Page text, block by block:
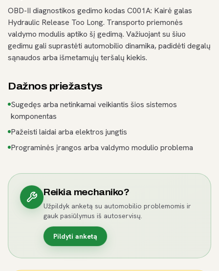
OBD-II diagnostikos gedimo kodas C001A: Kairė galas
Hydraulic Release Too Long. Transporto priemonės
valdymo modulis aptiko šį gedimą. Važiuojant su šiuo
gedimu gali suprastėti automobilio dinamika, padidėti degalų
sąnaudos arba išmetamųjų teršalų kiekis.
Dažnos priežastys
Sugedęs arba netinkamai veikiantis šios sistemos
komponentas
Pažeisti laidai arba elektros jungtis
Programinės įrangos arba valdymo modulio problema
Reikia mechaniko?
Užpildyk anketą su automobilio problemomis ir
gauk pasiūlymus iš autoservisų.
Pildyti anketą